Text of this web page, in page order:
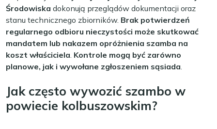
Środowiska dokonują przeglądów dokumentacji oraz
stanu technicznego zbiorników. Brak potwierdzeń
regularnego odbioru nieczystości może skutkować
mandatem lub nakazem opróżnienia szamba na
koszt właściciela. Kontrole mogą być zarówno
planowe, jak i wywołane zgłoszeniem sąsiada.
Jak często wywozić szambo w
powiecie kolbuszowskim?